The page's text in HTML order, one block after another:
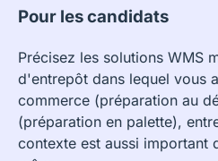
Pour les candidats
Précisez les solutions WMS
d'entrepôt dans lequel vous
commerce (préparation au
(préparation en palette),
contexte est aussi important